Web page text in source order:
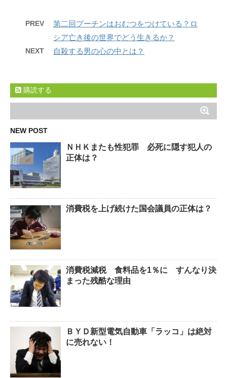
PREV
第二回プーチンはおむつをつけている？ロ
シア亡き後の世界でどう生きるか？
NEXT 自殺する男の心の中とは？
購読する
NEW POST
ＮＨＫまたも性犯罪 必死に隠す犯人の
正体は？
消費税を上げ続けた国会議員の正体は？
消費税減税 食料品を1％に すんなり決
まった残酷な理由
ＢＹＤ新型電気自動車「ラッコ」は絶対
に売れない！